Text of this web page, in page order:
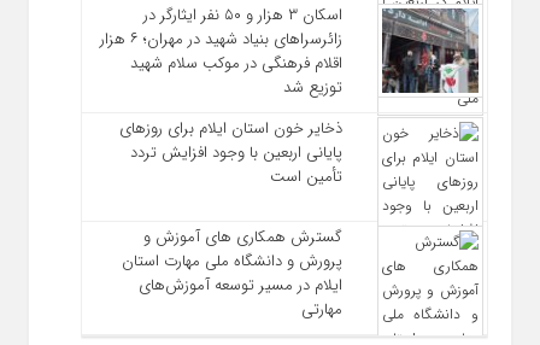
اسکان ۳ هزار و ۵۰ نفر ایثارگر در
زائرسراهای بنیاد شهید در مهران؛ ۶ هزار
اقلام فرهنگی در موکب سلام شهید
توزیع شد
ذخایر خون استان ایلام برای روزهای
پایانی اربعین با وجود افزایش تردد
تأمین است
گسترش همکاری‌ های آموزش و
پرورش و دانشگاه ملی مهارت استان
ایلام در مسیر توسعه آموزش‌های
مهارتی